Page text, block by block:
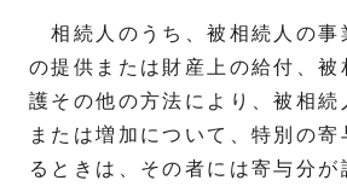
相続人のうち、被相続人の事
の提供または財産上の給付、被
護その他の方法により、被相続
または増加について、特別の寄
るときは、その者には寄与分が